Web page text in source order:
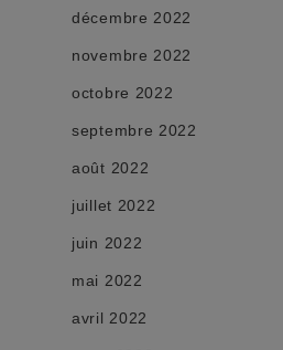
décembre 2022
novembre 2022
octobre 2022
septembre 2022
août 2022
juillet 2022
juin 2022
mai 2022
avril 2022